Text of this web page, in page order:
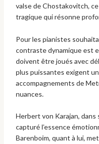
valse de Chostakovitch,
tragique qui résonne
Pour les pianistes
contraste dynamique est
doivent être joués avec
plus puissantes exigent
accompagnements de
nuances.
Herbert von Karajan,
capturé l’essence
Barenboim, quant à lui,